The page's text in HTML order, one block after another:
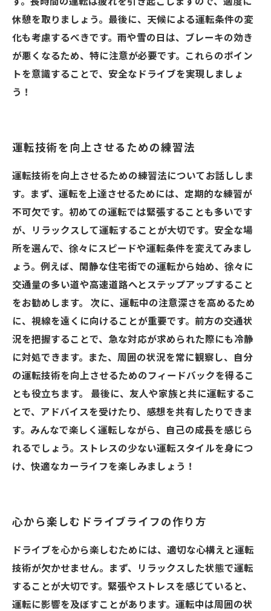
休憩を取りましょう。最後に、天候による運転条件の変
化も考慮するべきです。雨や雪の日は、ブレーキの効き
が悪くなるため、特に注意が必要です。これらのポイン
トを意識することで、安全なドライブを実現しましょ
う！
運転技術を向上させるための練習法
運転技術を向上させるための練習法についてお話ししま
す。まず、運転を上達させるためには、定期的な練習が
不可欠です。初めての運転では緊張することも多いです
が、リラックスして運転することが大切です。安全な場
所を選んで、徐々にスピードや運転条件を変えてみまし
ょう。例えば、閑静な住宅街での運転から始め、徐々に
交通量の多い道や高速道路へとステップアップすること
をお勧めします。 次に、運転中の注意深さを高めるため
に、視線を遠くに向けることが重要です。前方の交通状
況を把握することで、急な対応が求められた際にも冷静
に対処できます。また、周囲の状況を常に観察し、自分
の運転技術を向上させるためのフィードバックを得るこ
とも役立ちます。 最後に、友人や家族と共に運転するこ
とで、アドバイスを受けたり、感想を共有したりできま
す。みんなで楽しく運転しながら、自己の成長を感じら
れるでしょう。ストレスの少ない運転スタイルを身につ
け、快適なカーライフを楽しみましょう！
心から楽しむドライブライフの作り方
ドライブを心から楽しむためには、適切な心構えと運転
技術が欠かせません。まず、リラックスした状態で運転
することが大切です。緊張やストレスを感じていると、
運転に影響を及ぼすことがあります。運転中は周囲の状